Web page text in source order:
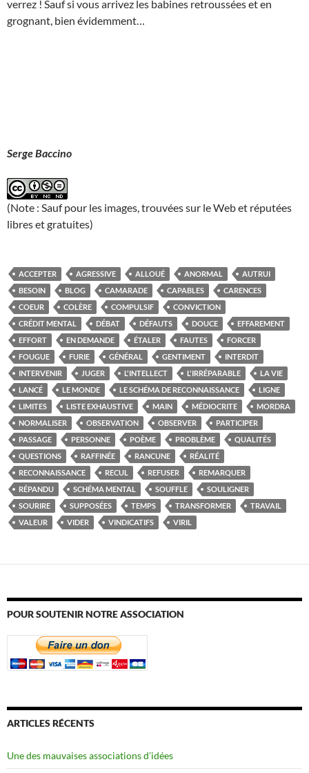
verrez ! Sauf si vous arrivez les babines retroussées et en
grognant, bien évidemment…
Serge Baccino
(Note : Sauf pour les images, trouvées sur le Web et réputées
libres et gratuites)
ACCEPTER AGRESSIVE ALLOUÉ ANORMAL
AUTRUI
BESOIN
BLOG CAMARADE CAPABLES
CARENCES
COEUR
COLÈRE COMPULSIF
CONVICTION
CRÉDIT MENTAL
DÉBAT DÉFAUTS DOUCE
EFFAREMENT
EFFORT
EN DEMANDE ÉTALER FAUTES
FORCER
FOUGUE
FURIE GÉNÉRAL GENTIMENT
INTERDIT
INTERVENIR
JUGER L'INTELLECT L'IRRÉPARABLE
LA VIE
LANCÉ
LE MONDE LE SCHÉMA DE RECONNAISSANCE
LIGNE
LIMITES
LISTE EXHAUSTIVE MAIN MÉDIOCRITE
MORDRA
NORMALISER
OBSERVATION OBSERVER
PARTICIPER
PASSAGE
PERSONNE POÈME PROBLÈME
QUALITÉS
QUESTIONS
RAFFINÉE RANCUNE
RÉALITÉ
RECONNAISSANCE
RECUL REFUSER
REMARQUER
RÉPANDU
SCHÉMA MENTAL SOUFFLE
SOULIGNER
SOURIRE
SUPPOSÉES TEMPS TRANSFORMER
TRAVAIL
VALEUR
VIDER VINDICATIFS VIRIL
POUR SOUTENIR NOTRE ASSOCIATION
ARTICLES RÉCENTS
Une des mauvaises associations d’idées